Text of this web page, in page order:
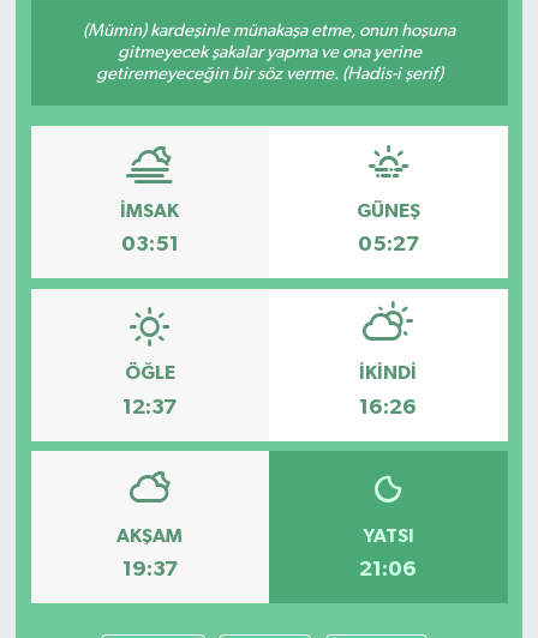
(Mümin) kardeşinle münakaşa etme, onun hoşuna
gitmeyecek şakalar yapma ve ona yerine
getiremeyeceğin bir söz verme. (Hadis-i şerif)
İMSAK
03:51
GÜNEŞ
05:27
ÖĞLE
12:37
İKINDI
16:26
AKŞAM
19:37
YATSI
21:06
KÜLTÜR-SANAT
Magazin
Medya
Sağlık
Siyaset
Yaşam